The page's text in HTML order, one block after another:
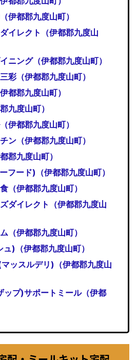
伊都郡九度山町）
イレクト（伊都郡九度山
ニング（伊都郡九度山町）
彩（伊都郡九度山町）
都郡九度山町）
九度山町）
伊都郡九度山町）
ン（伊都郡九度山町）
郡九度山町）
フード)（伊都郡九度山町）
（伊都郡九度山町）
ダイレクト（伊都郡九度山
（伊都郡九度山町）
)（伊都郡九度山町）
ッスルデリ)（伊都郡九度山
ップ)サポートミール（伊都